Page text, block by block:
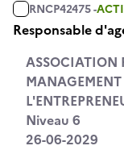
RNCP42475 -
Responsable
ASSOCIATION
Niveau 6
26-06-2029